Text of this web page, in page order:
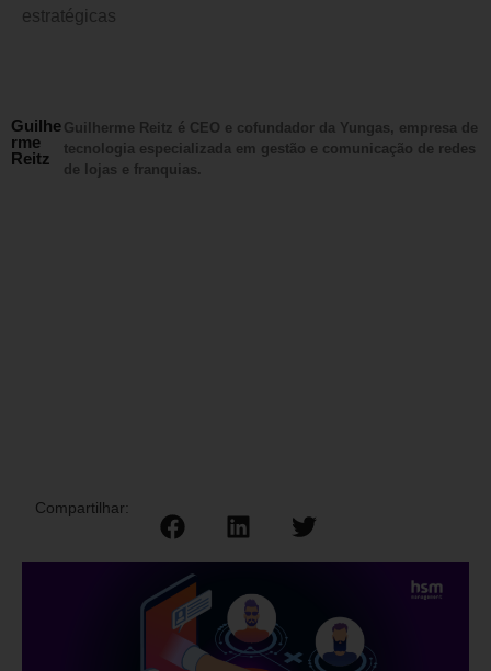
estratégicas
Guilhe
rme
Reitz
Guilherme Reitz é CEO e cofundador da Yungas, empresa de
tecnologia especializada em gestão e comunicação de redes
de lojas e franquias.
Compartilhar: